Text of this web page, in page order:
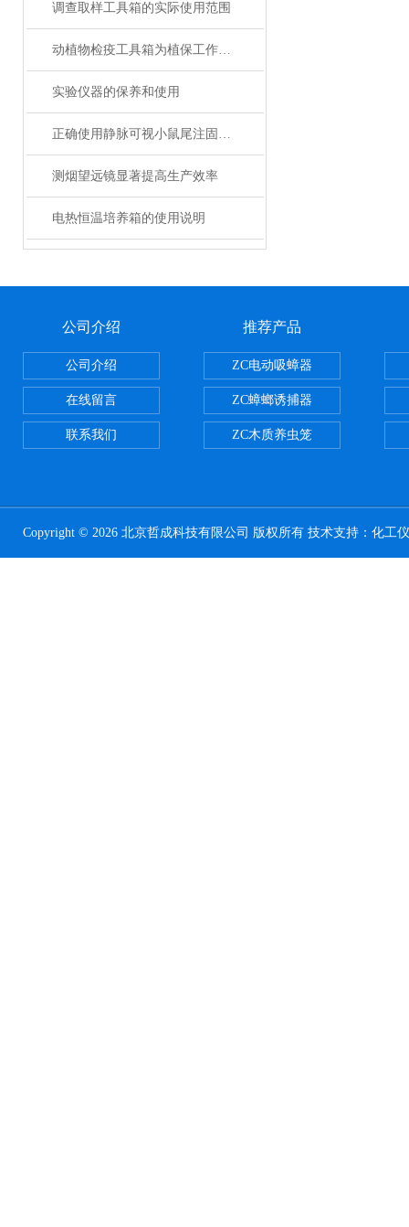
调查取样工具箱的实际使用范围
动植物检疫工具箱为植保工作人员提供了众多适用的工具
实验仪器的保养和使用
正确使用静脉可视小鼠尾注固定器
测烟望远镜显著提高生产效率
电热恒温培养箱的使用说明
公司介绍
公司介绍
在线留言
联系我们
推荐产品
ZC电动吸蟑器
ZC蟑螂诱捕器
ZC木质养虫笼
Copyright © 2026 北京哲成科技有限公司 版权所有 技术支持： 化工